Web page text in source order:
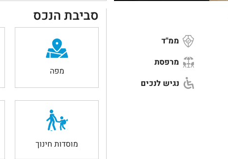
ממ"ד
מרפסת
נגיש לנכים
סביבת הנכס
מפה
מוסדות חינוך